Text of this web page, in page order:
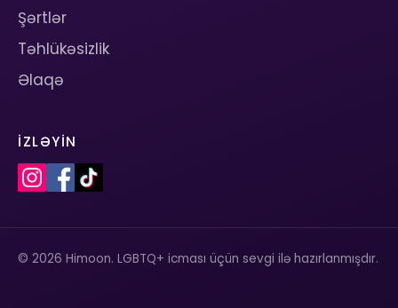
Şərtlər
Təhlükəsizlik
Əlaqə
İZLƏYIN
© 2026 Himoon. LGBTQ+ icması üçün sevgi ilə hazırlanmışdır.